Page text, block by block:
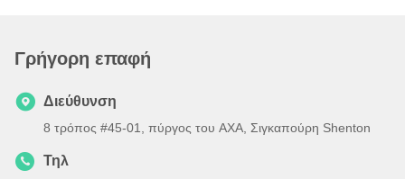
Γρήγορη επαφή
Διεύθυνση
8 τρόπος #45-01, πύργος του AXA, Σιγκαπούρη Shenton
Τηλ